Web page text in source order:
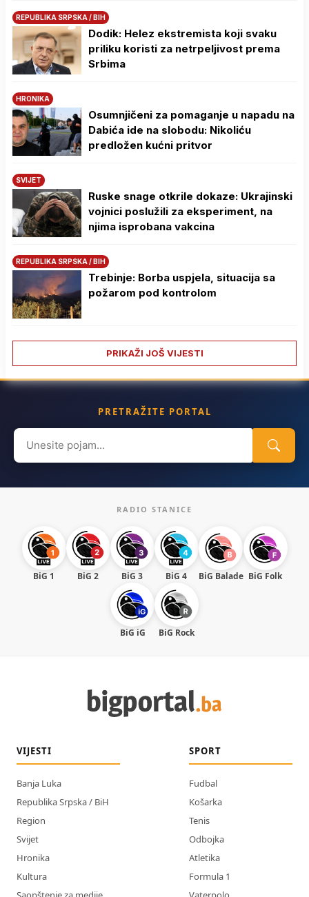
REPUBLIKA SRPSKA / BIH
Dodik: Helez ekstremista koji svaku
priliku koristi za netrpeljivost prema
Srbima
HRONIKA
Osumnjičeni za pomaganje u napadu na
Dabića ide na slobodu: Nikoliću
predložen kućni pritvor
SVIJET
Ruske snage otkrile dokaze: Ukrajinski
vojnici poslužili za eksperiment, na
njima isprobana vakcina
REPUBLIKA SRPSKA / BIH
Trebinje: Borba uspjela, situacija sa
požarom pod kontrolom
PRIKAŽI JOŠ VIJESTI
PRETRAŽITE PORTAL
Search
for:
RADIO STANICE
BiG 1 BiG 2 BiG 3 BiG 4 BiG Balade BiG Folk
BiG iG BiG Rock
VIJESTI
Banja Luka
Republika Srpska / BiH
Region
Svijet
Hronika
Kultura
SPORT
Fudbal
Košarka
Tenis
Odbojka
Atletika
Formula 1